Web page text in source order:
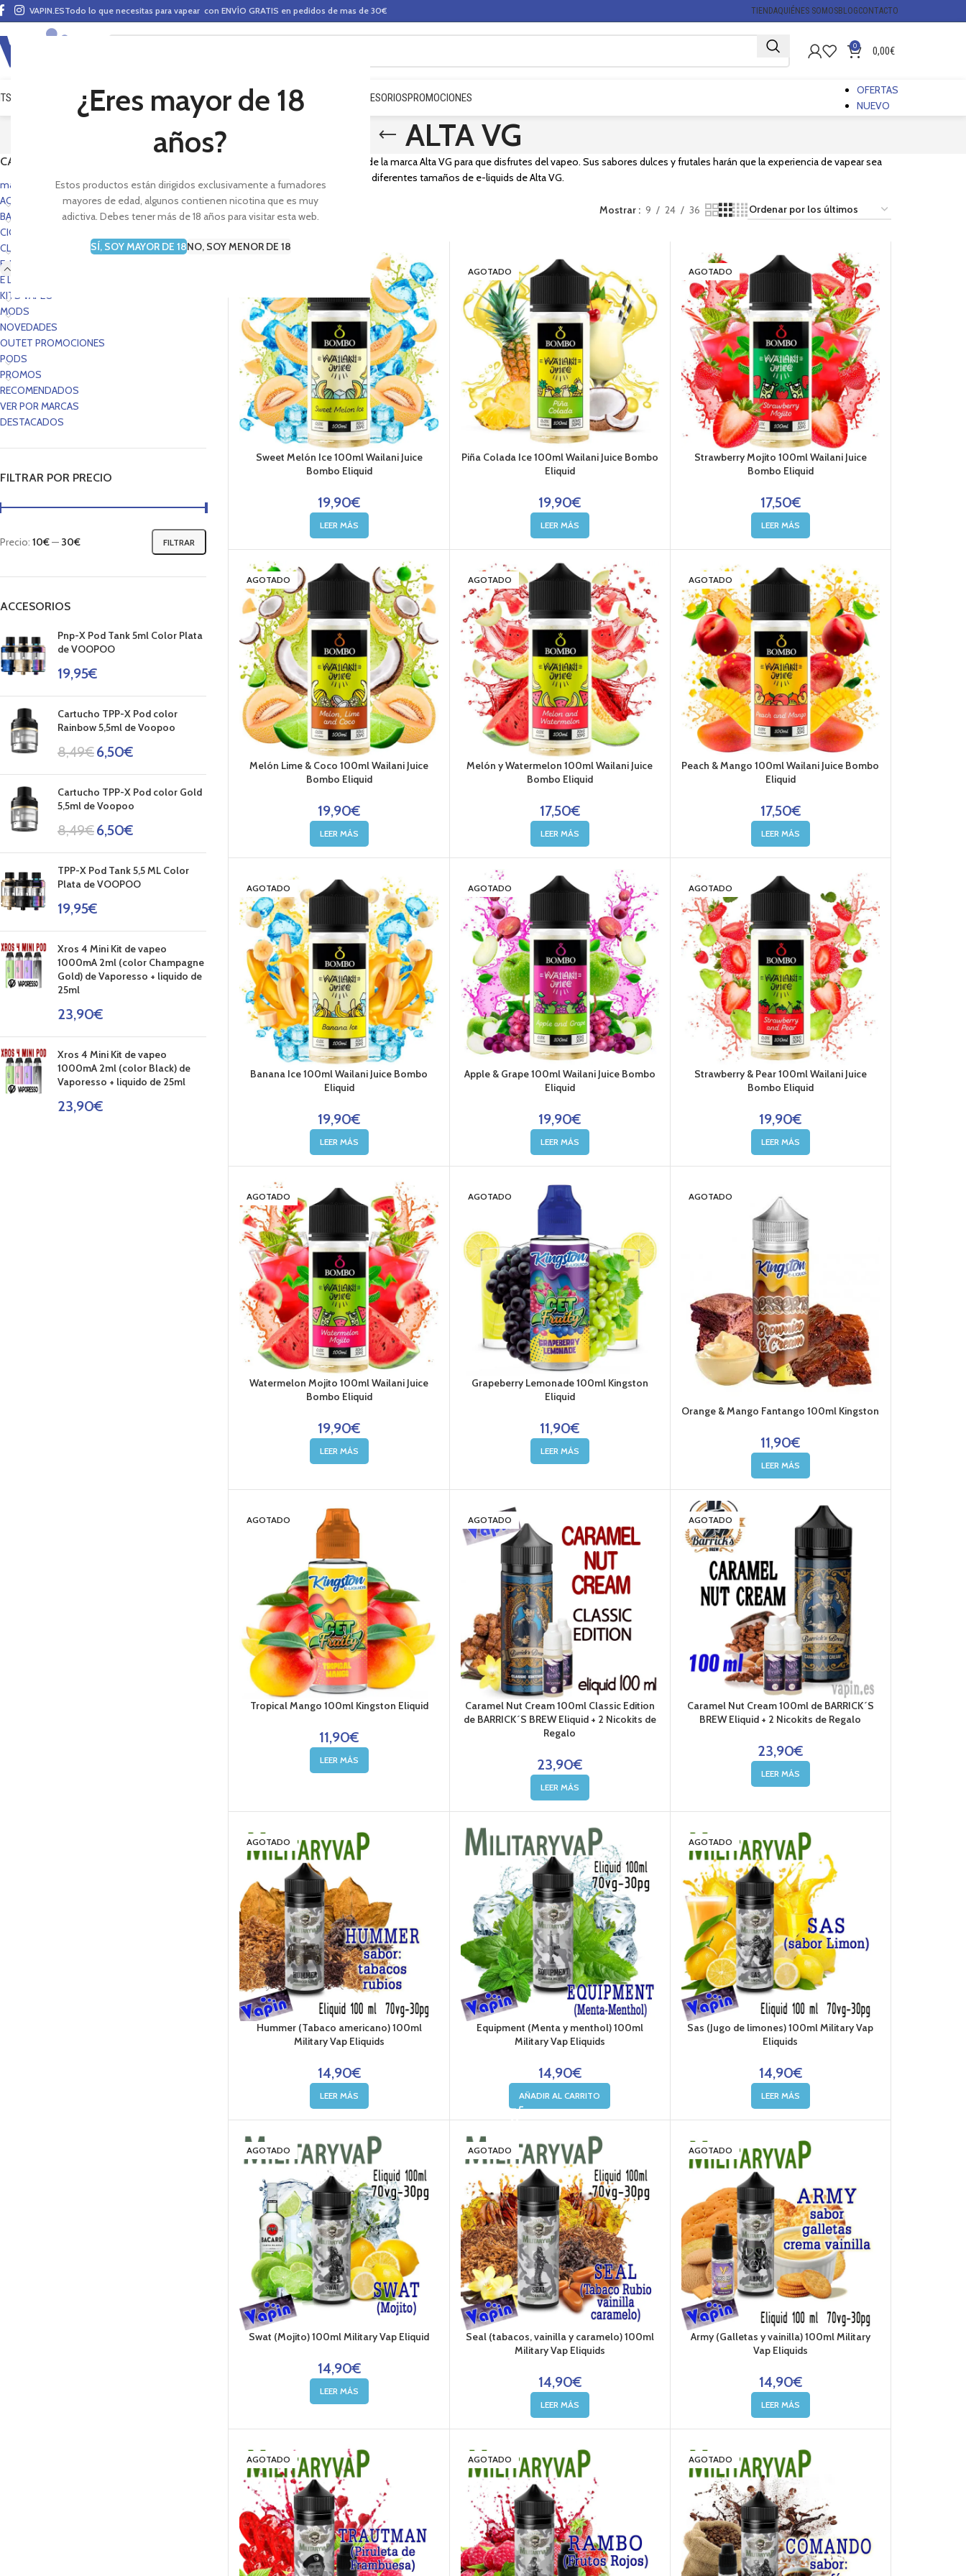
¿Eres mayor de 18
años?
Estos productos están dirigidos exclusivamente a fumadores
mayores de edad, algunos contienen nicotina que es muy
adictiva. Debes tener más de 18 años para visitar esta web.
SÍ, SOY MAYOR DE 18NO, SOY MENOR DE 18
VAPIN.ESTodo lo que necesitas para vapear con ENVÍO GRATIS en pedidos de mas de 30€ TIENDAQUIÉNES SOMOSBLOGCONTACTO
0 0,00€
VAPEO MODS CLAROMIZADORES BASES Y AROMAS (ALQUIMIA) ACCESORIOSPROMOCIONES
OFERTAS
NUEVO
ALTA VG
CATEGORÍAS
mas vendidos portada
ACCESORIOS
BASES Y AROMAS
CIG. E-PEN STYLE
CLAROMIZADORES
E-LÍQUIDOS
E LIQUIDS PORTADA
KITS VAPEO
MODS
NOVEDADES
OUTET PROMOCIONES
PODS
PROMOS
RECOMENDADOS
VER POR MARCAS
DESTACADOS
FILTRAR POR PRECIO
FILTRAR
Precio: 10€— 30€
ACCESORIOS
Pnp-X Pod Tank 5ml Color Plata
de VOOPOO
19,95€
Cartucho TPP-X Pod color
Rainbow 5,5ml de Voopoo
8,49€6,50€
Cartucho TPP-X Pod color Gold
5,5ml de Voopoo
8,49€6,50€
TPP-X Pod Tank 5,5 ML Color
Plata de VOOPOO
19,95€
Xros 4 Mini Kit de vapeo
1000mA 2ml (color Champagne
Gold) de Vaporesso + liquido de
25ml
23,90€
Xros 4 Mini Kit de vapeo
1000mA 2ml (color Black) de
Vaporesso + liquido de 25ml
23,90€
Tenemos los mejores sabores de la marca Alta VG para que disfrutes del vapeo. Sus sabores dulces y frutales harán que la experiencia de vapear sea
un placer. Tenemos disponibles diferentes tamaños de e-liquids de Alta VG.
Mostrar 9 24 36
Sweet Melón Ice 100ml Wailani Juice
Bombo Eliquid
19,90€
LEER MÁS
AGOTADO
Piña Colada Ice 100ml Wailani Juice Bombo
Eliquid
19,90€
LEER MÁS
AGOTADO
Strawberry Mojito 100ml Wailani Juice
Bombo Eliquid
17,50€
LEER MÁS
AGOTADO
Melón Lime & Coco 100ml Wailani Juice
Bombo Eliquid
19,90€
LEER MÁS
AGOTADO
Melón y Watermelon 100ml Wailani Juice
Bombo Eliquid
17,50€
LEER MÁS
AGOTADO
Peach & Mango 100ml Wailani Juice Bombo
Eliquid
17,50€
LEER MÁS
AGOTADO
Banana Ice 100ml Wailani Juice Bombo
Eliquid
19,90€
LEER MÁS
AGOTADO
Apple & Grape 100ml Wailani Juice Bombo
Eliquid
19,90€
LEER MÁS
AGOTADO
Strawberry & Pear 100ml Wailani Juice
Bombo Eliquid
19,90€
LEER MÁS
AGOTADO
Watermelon Mojito 100ml Wailani Juice
Bombo Eliquid
19,90€
LEER MÁS
AGOTADO
Grapeberry Lemonade 100ml Kingston
Eliquid
11,90€
LEER MÁS
AGOTADO
Orange & Mango Fantango 100ml Kingston
11,90€
LEER MÁS
AGOTADO
Tropical Mango 100ml Kingston Eliquid
11,90€
LEER MÁS
AGOTADO
Caramel Nut Cream 100ml Classic Edition
de BARRICK´S BREW Eliquid + 2 Nicokits de
Regalo
23,90€
LEER MÁS
AGOTADO
Caramel Nut Cream 100ml de BARRICK´S
BREW Eliquid + 2 Nicokits de Regalo
23,90€
LEER MÁS
AGOTADO
Hummer (Tabaco americano) 100ml
Military Vap Eliquids
14,90€
LEER MÁS
Equipment (Menta y menthol) 100ml
Military Vap Eliquids
14,90€
AÑADIR AL CARRITO
AGOTADO
Sas (Jugo de limones) 100ml Military Vap
Eliquids
14,90€
LEER MÁS
AGOTADO
Swat (Mojito) 100ml Military Vap Eliquid
14,90€
LEER MÁS
AGOTADO
Seal (tabacos, vainilla y caramelo) 100ml
Military Vap Eliquids
14,90€
LEER MÁS
AGOTADO
Army (Galletas y vainilla) 100ml Military
Vap Eliquids
14,90€
LEER MÁS
AGOTADO AGOTADO AGOTADO